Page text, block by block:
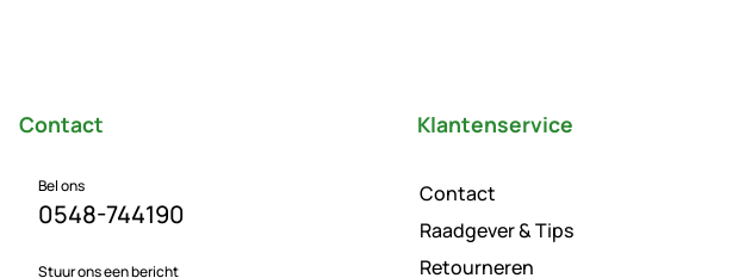
Contact
Bel ons
0548-744190
Stuur ons een bericht
Klantenservice
Contact
Raadgever & Tips
Retourneren